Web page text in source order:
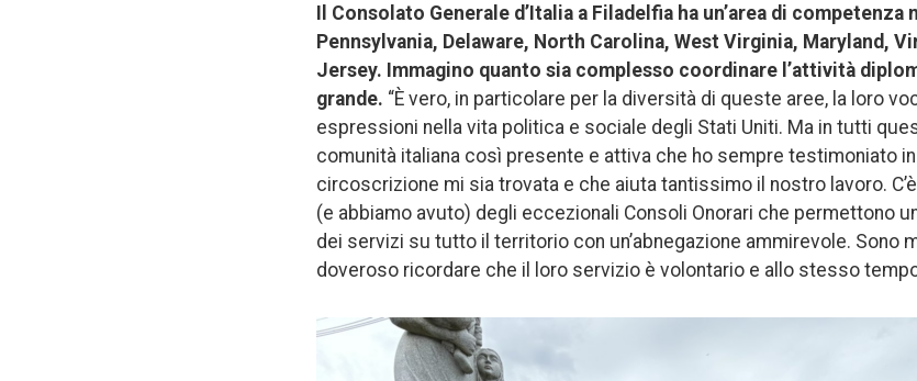
Il Consolato Generale d’Italia a Filadelfia ha un’area di
Pennsylvania, Delaware, North Carolina, West Virginia, Maryland,
Jersey. Immagino quanto sia complesso coordinare l’attività
grande. “È vero, in particolare per la diversità di queste aree, la loro
espressioni nella vita politica e sociale degli Stati Uniti. Ma in tutti
comunità italiana così presente e attiva che ho sempre testimoniato
circoscrizione mi sia trovata e che aiuta tantissimo il nostro lavoro.
(e abbiamo avuto) degli eccezionali Consoli Onorari che permettono
dei servizi su tutto il territorio con un’abnegazione ammirevole. Sono
doveroso ricordare che il loro servizio è volontario e allo stesso